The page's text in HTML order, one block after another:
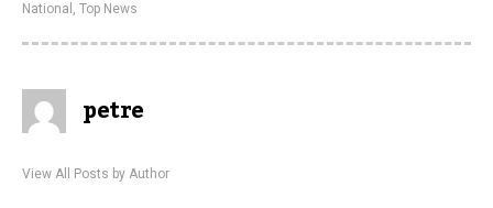
National , Top News
petre
View All Posts by Author